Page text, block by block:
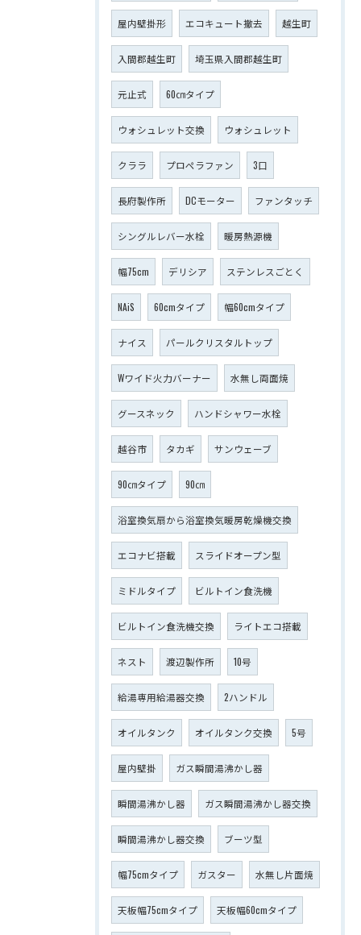
屋内壁掛形 エコキュート撤去 越生町
入間郡越生町 埼玉県入間郡越生町
元止式 60㎝タイプ
ウォシュレット交換 ウォシュレット
クララ プロペラファン 3口
長府製作所 DCモーター ファンタッチ
シングルレバー水栓 暖房熱源機
幅75cm デリシア ステンレスごとく
NAiS 60cmタイプ 幅60cmタイプ
ナイス パールクリスタルトップ
Wワイド火力バーナー 水無し両面焼
グースネック ハンドシャワー水栓
越谷市 タカギ サンウェーブ
90㎝タイプ 90㎝
浴室換気扇から浴室換気暖房乾燥機交換
エコナビ搭載 スライドオープン型
ミドルタイプ ビルトイン食洗機
ビルトイン食洗機交換 ライトエコ搭載
ネスト 渡辺製作所 10号
給湯専用給湯器交換 2ハンドル
オイルタンク オイルタンク交換 5号
屋内壁掛 ガス瞬間湯沸かし器
瞬間湯沸かし器 ガス瞬間湯沸かし器交換
瞬間湯沸かし器交換 ブーツ型
幅75cmタイプ ガスター 水無し片面焼
天板幅75cmタイプ 天板幅60cmタイプ